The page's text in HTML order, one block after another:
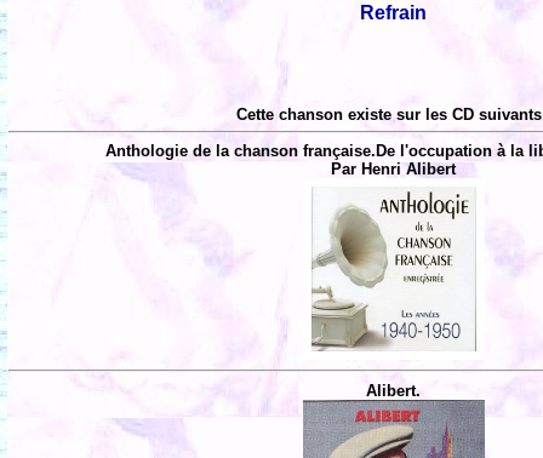
Refrain
Cette chanson existe sur les CD
Anthologie de la chanson française.De l'occupation à la
Par Henri Alibert
Alibert.